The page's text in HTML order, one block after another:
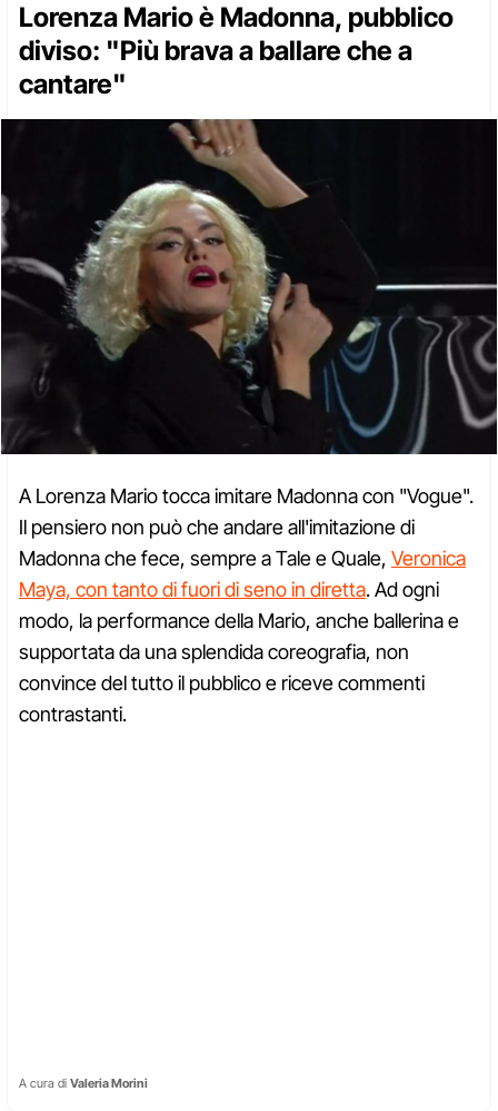
Lorenza Mario è Madonna, pubblico
diviso: "Più brava a ballare che a
cantare"
A Lorenza Mario tocca imitare Madonna con "Vogue".
Il pensiero non può che andare all'imitazione di
Madonna che fece, sempre a Tale e Quale, Veronica
Maya, con tanto di fuori di seno in diretta. Ad ogni
modo, la performance della Mario, anche ballerina e
supportata da una splendida coreografia, non
convince del tutto il pubblico e riceve commenti
contrastanti.
A cura di Valeria Morini